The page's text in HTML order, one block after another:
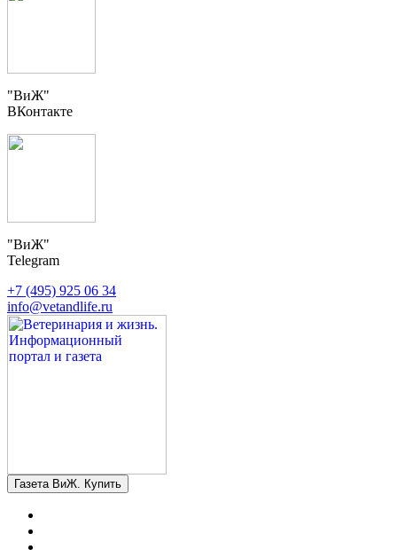
"ВиЖ"
ВКонтакте
"ВиЖ"
Telegram
+7 (495) 925 06 34
info@vetandlife.ru
Газета ВиЖ. Купить